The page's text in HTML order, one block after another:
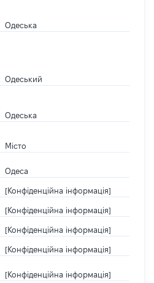
Одеська
Одеський
Одеська
Місто
Одеса
[Конфіденційна інформація]
[Конфіденційна інформація]
[Конфіденційна інформація]
[Конфіденційна інформація]
[Конфіденційна інформація]